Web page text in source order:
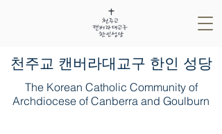
​천주교 캔버라대교구 한인 성당
The Korean Catholic Community of
Archdiocese of Canberra and Goulburn